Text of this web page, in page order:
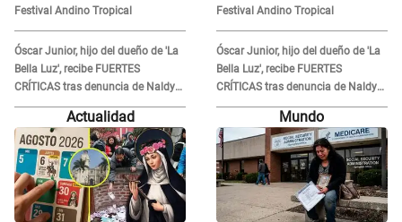
Festival Andino Tropical
Óscar Junior, hijo del dueño de 'La
Bella Luz', recibe FUERTES
CRÍTICAS tras denuncia de Naldy
Saldaña contra su tío: "Cómplice"
Festival Andino Tropical
Óscar Junior, hijo del dueño de 'La
Bella Luz', recibe FUERTES
CRÍTICAS tras denuncia de Naldy
Saldaña contra su tío: "Cómplice"
Actualidad Mundo